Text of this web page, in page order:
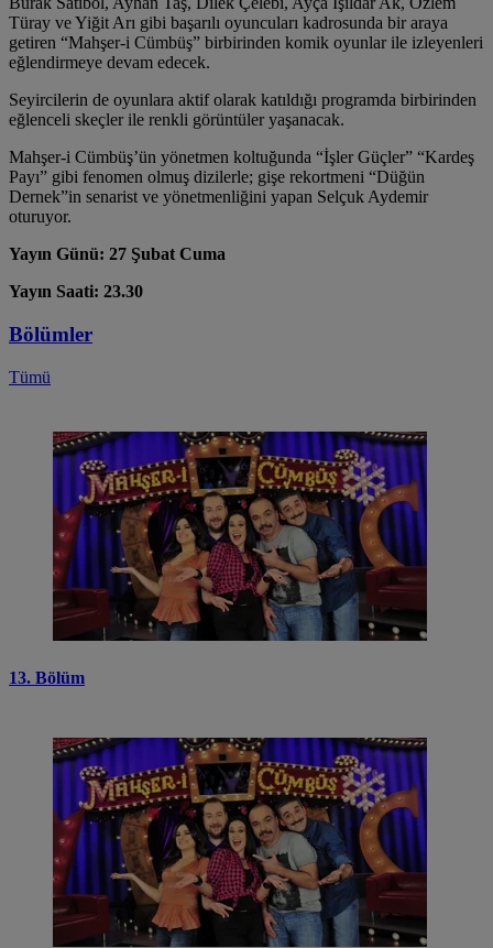
Türay ve Yiğit Arı gibi başarılı oyuncuları kadrosunda bir araya
getiren “Mahşer-i Cümbüş” birbirinden komik oyunlar ile izleyenleri
eğlendirmeye devam edecek.
Seyircilerin de oyunlara aktif olarak katıldığı programda birbirinden
eğlenceli skeçler ile renkli görüntüler yaşanacak.
Mahşer-i Cümbüş’ün yönetmen koltuğunda “İşler Güçler” “Kardeş
Payı” gibi fenomen olmuş dizilerle; gişe rekortmeni “Düğün
Dernek”in senarist ve yönetmenliğini yapan Selçuk Aydemir
oturuyor.
Yayın Günü: 27 Şubat Cuma
Yayın Saati: 23.30
Bölümler
Tümü
13. Bölüm